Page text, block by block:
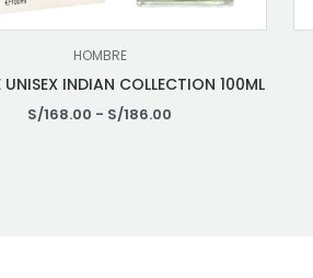
HOMBRE
UNISEX INDIAN COLLECTION 100ML
S/168.00 - S/186.00